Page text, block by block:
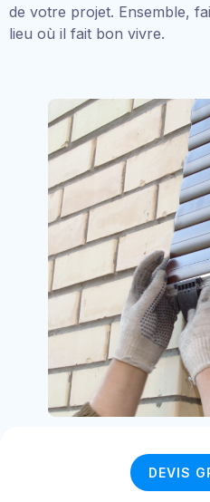
de votre projet. Ensemble,
lieu où il fait bon vivre.
DEVIS